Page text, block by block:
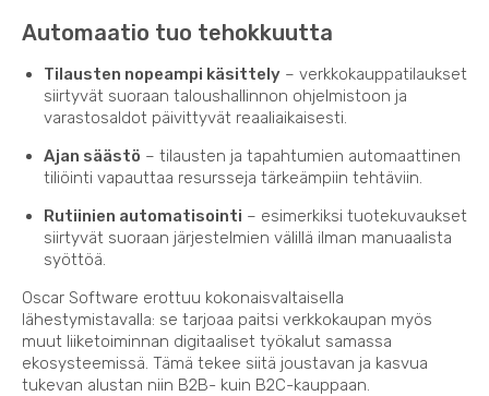
Automaatio tuo tehokkuutta
Tilausten nopeampi käsittely – verkkokauppatilaukset
siirtyvät suoraan taloushallinnon ohjelmistoon ja
varastosaldot päivittyvät reaaliaikaisesti.
Ajan säästö – tilausten ja tapahtumien automaattinen
tiliöinti vapauttaa resursseja tärkeämpiin tehtäviin.
Rutiinien automatisointi – esimerkiksi tuotekuvaukset
siirtyvät suoraan järjestelmien välillä ilman manuaalista
syöttöä.
Oscar Software erottuu kokonaisvaltaisella
lähestymistavalla: se tarjoaa paitsi verkkokaupan myös
muut liiketoiminnan digitaaliset työkalut samassa
ekosysteemissä. Tämä tekee siitä joustavan ja kasvua
tukevan alustan niin B2B- kuin B2C-kauppaan.